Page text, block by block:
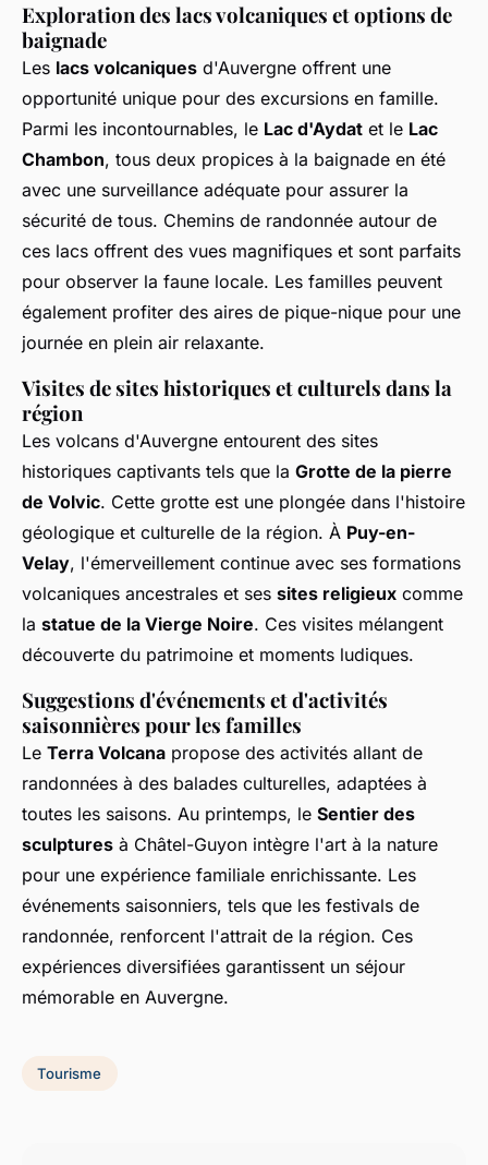
Exploration des lacs volcaniques et options de
baignade
Les lacs volcaniques d'Auvergne offrent une
opportunité unique pour des excursions en famille.
Parmi les incontournables, le Lac d'Aydat et le Lac
Chambon, tous deux propices à la baignade en été
avec une surveillance adéquate pour assurer la
sécurité de tous. Chemins de randonnée autour de
ces lacs offrent des vues magnifiques et sont parfaits
pour observer la faune locale. Les familles peuvent
également profiter des aires de pique-nique pour une
journée en plein air relaxante.
Visites de sites historiques et culturels dans la
région
Les volcans d'Auvergne entourent des sites
historiques captivants tels que la Grotte de la pierre
de Volvic. Cette grotte est une plongée dans l'histoire
géologique et culturelle de la région. À Puy-en-
Velay, l'émerveillement continue avec ses formations
volcaniques ancestrales et ses sites religieux comme
la statue de la Vierge Noire. Ces visites mélangent
découverte du patrimoine et moments ludiques.
Suggestions d'événements et d'activités
saisonnières pour les familles
Le Terra Volcana propose des activités allant de
randonnées à des balades culturelles, adaptées à
toutes les saisons. Au printemps, le Sentier des
sculptures à Châtel-Guyon intègre l'art à la nature
pour une expérience familiale enrichissante. Les
événements saisonniers, tels que les festivals de
randonnée, renforcent l'attrait de la région. Ces
expériences diversifiées garantissent un séjour
mémorable en Auvergne.
Tourisme